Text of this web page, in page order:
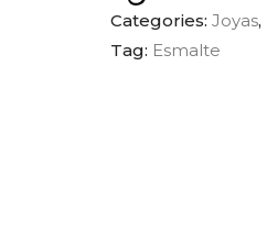
Categories: Joyas,
Tag: Esmalte